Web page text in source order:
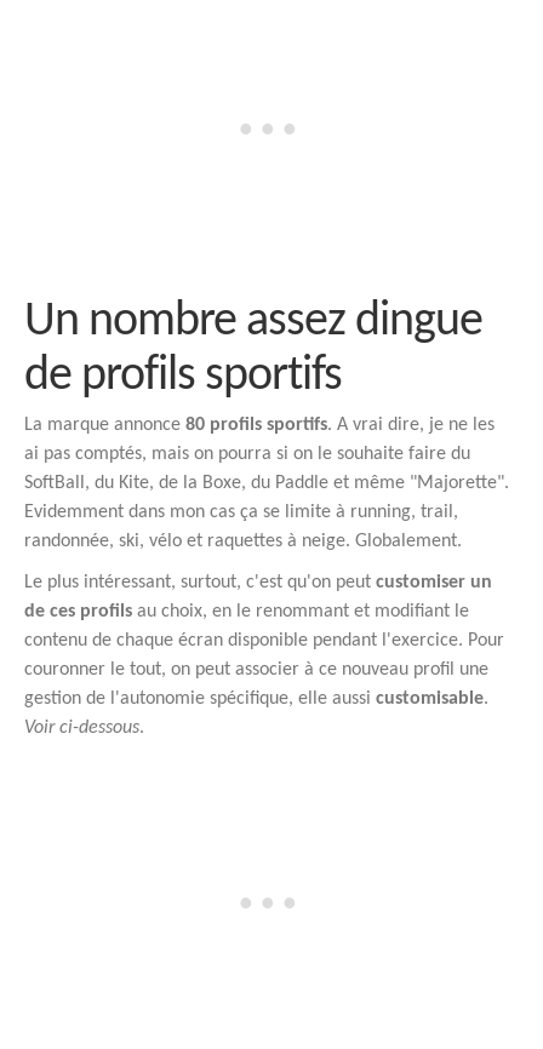
Un nombre assez dingue
de profils sportifs
La marque annonce 80 profils sportifs. A vrai dire, je ne les
ai pas comptés, mais on pourra si on le souhaite faire du
SoftBall, du Kite, de la Boxe, du Paddle et même "Majorette".
Evidemment dans mon cas ça se limite à running, trail,
randonnée, ski, vélo et raquettes à neige. Globalement.
Le plus intéressant, surtout, c'est qu'on peut customiser un
de ces profils au choix, en le renommant et modifiant le
contenu de chaque écran disponible pendant l'exercice. Pour
couronner le tout, on peut associer à ce nouveau profil une
gestion de l'autonomie spécifique, elle aussi customisable.
Voir ci-dessous.